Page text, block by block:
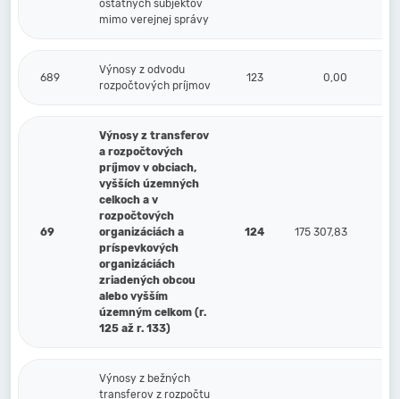
ostatných subjektov
mimo verejnej správy
689
Výnosy z odvodu
rozpočtových príjmov
123 0,00
69
Výnosy z transferov
a rozpočtových
príjmov v obciach,
vyšších územných
celkoch a v
rozpočtových
organizáciách a
príspevkových
organizáciách
zriadených obcou
alebo vyšším
územným celkom (r.
125 až r. 133)
124 175 307,83
Výnosy z bežných
transferov z rozpočtu